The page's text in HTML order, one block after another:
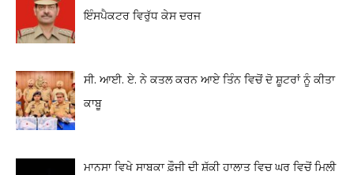
ਇੰਸਪੈਕਟਰ ਵਿਰੁੱਧ ਕੇਸ ਦਰਜ
ਸੀ. ਆਈ. ਏ. ਨੇ ਕਤਲ ਕਰਨ ਆਏ ਤਿੰਨ ਵਿਚੋਂ ਦੋ ਸ਼ੂਟਰਾਂ ਨੂੰ ਕੀਤਾ
ਕਾਬੂ
ਮਾਨਸਾ ਵਿਖੇ ਸਾਬਕਾ ਫ਼ੌਜੀ ਦੀ ਸ਼ੱਕੀ ਹਾਲਾਤ ਵਿਚ ਘਰ ਵਿਚੋਂ ਮਿਲੀ